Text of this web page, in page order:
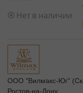
Нет в наличии
ООО "Вилмакс-Юг"
Ростов-на-Дону